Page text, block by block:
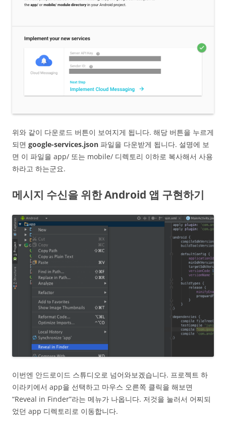
위와 같이 다운로드 버튼이 보여지게 됩니다. 해당 버튼을 누르게
되면 google-services.json 파일을 다운받게 됩니다. 설명에 보
면 이 파일을 app/ 또는 mobile/ 디렉토리 이하로 복사해서 사용
하라고 하는군요.
메시지 수신을 위한 Android 앱 구현하기
이번엔 안드로이드 스튜디오로 넘어와보겠습니다. 프로젝트 하
이라키에서 app을 선택하고 마우스 오른쪽 클릭을 해보면
“Reveal in Finder”라는 메뉴가 나옵니다. 저것을 눌러서 어찌되
었던 app 디렉토리로 이동합니다.